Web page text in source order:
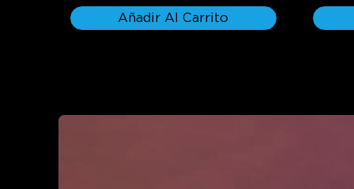
Añadir Al Carrito